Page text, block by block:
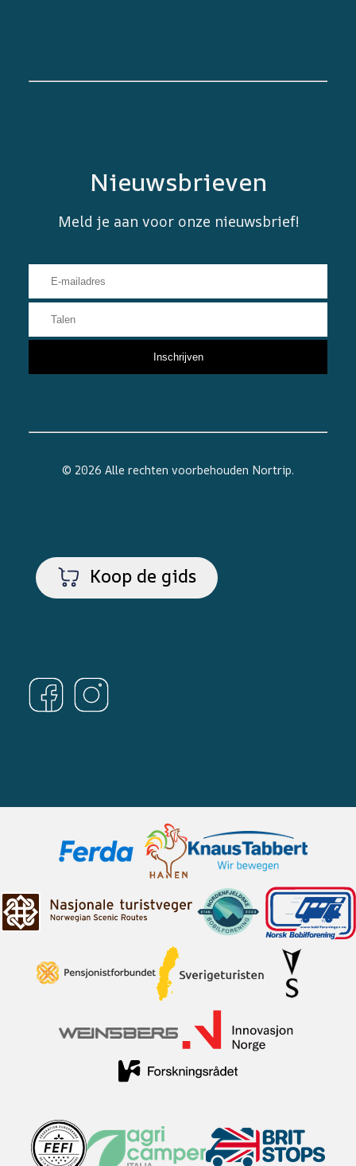
Nieuwsbrieven
Meld je aan voor onze nieuwsbrief!
© 2026 Alle rechten voorbehouden Nortrip.
Koop de gids